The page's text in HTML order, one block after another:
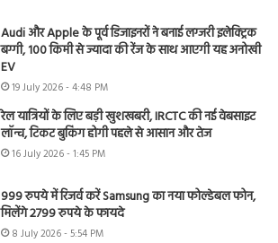
Audi और Apple के पूर्व डिजाइनरों ने बनाई लग्जरी इलेक्ट्रिक
बग्गी, 100 किमी से ज्यादा की रेंज के साथ आएगी यह अनोखी
EV
19 July 2026 - 4:48 PM
रेल यात्रियों के लिए बड़ी खुशखबरी, IRCTC की नई वेबसाइट
लॉन्च, टिकट बुकिंग होगी पहले से आसान और तेज
16 July 2026 - 1:45 PM
999 रुपये में रिजर्व करें Samsung का नया फोल्डेबल फोन,
मिलेंगे 2799 रुपये के फायदे
8 July 2026 - 5:54 PM